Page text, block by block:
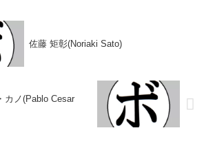
佐藤 矩彰(Noriaki Sato)
カノ(Pablo Cesar